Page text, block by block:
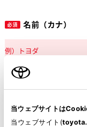
当ウェブサイトは
当ウェブサイト(
必須 名前（カナ）
郵便番号